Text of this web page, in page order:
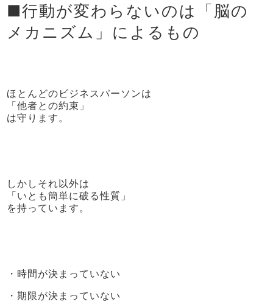
■行動が変わらないのは「脳の
メカニズム」によるもの
ほとんどのビジネスパーソンは
「他者との約束」
は守ります。
しかしそれ以外は
「いとも簡単に破る性質」
を持っています。
・時間が決まっていない
・期限が決まっていない